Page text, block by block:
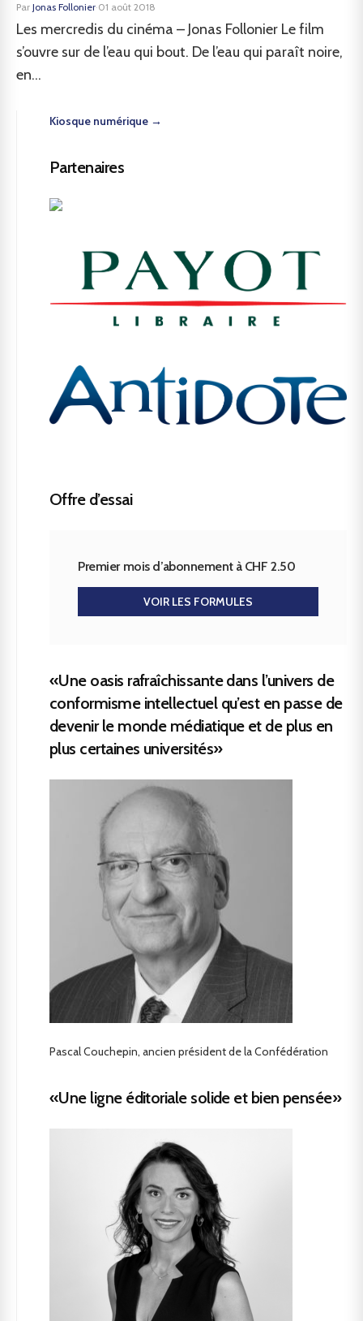
Par Jonas Follonier·01 août 2018
Les mercredis du cinéma – Jonas Follonier Le film
s’ouvre sur de l’eau qui bout. De l’eau qui paraît noire,
en...
Kiosque numérique →
Partenaires
Offre d’essai
Premier mois d’abonnement à CHF 2.50
VOIR LES FORMULES
«Une oasis rafraîchissante dans l’univers de
conformisme intellectuel qu’est en passe de
devenir le monde médiatique et de plus en
plus certaines universités»
Pascal Couchepin, ancien président de la Confédération
«Une ligne éditoriale solide et bien pensée»